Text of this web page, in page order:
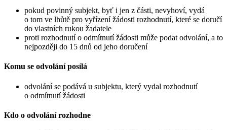
pokud povinný subjekt, byť i jen z části, nevyhoví, vydá
o tom ve lhůtě pro vyřízení žádosti rozhodnutí, které se doručí
do vlastních rukou žadatele
proti rozhodnutí o odmítnutí žádosti může podat odvolání, a to
nejpozději do 15 dnů od jeho doručení
Komu se odvolání posílá
odvolání se podává u subjektu, který vydal rozhodnutí
o odmítnutí žádosti
Kdo o odvolání rozhodne